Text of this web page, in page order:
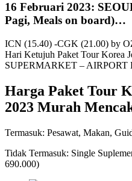
16 Februari 2023:
Pagi, Meals on board)…
ICN (15.40) -CGK (21.00) by
Hari Ketujuh Paket Tour Korea
SUPERMARKET – AIRPORT
Harga Paket Tour
2023 Murah
Termasuk: Pesawat, Makan,
Tidak Termasuk: Single
690.000)